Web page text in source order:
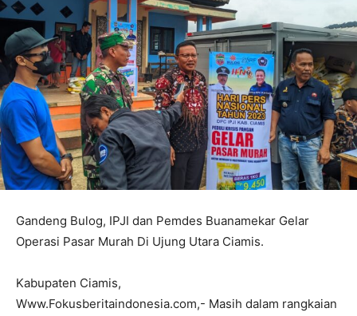
Gandeng Bulog, IPJI dan Pemdes Buanamekar Gelar
Operasi Pasar Murah Di Ujung Utara Ciamis.
Kabupaten Ciamis,
Www.Fokusberitaindonesia.com,- Masih dalam rangkaian